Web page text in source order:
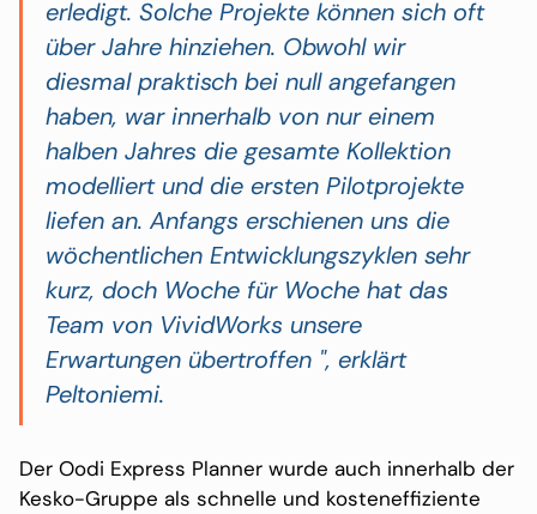
erledigt. Solche Projekte können sich oft
über Jahre hinziehen. Obwohl wir
diesmal praktisch bei null angefangen
haben, war innerhalb von nur einem
halben Jahres die gesamte Kollektion
modelliert und die ersten Pilotprojekte
liefen an. Anfangs erschienen uns die
wöchentlichen Entwicklungszyklen sehr
kurz, doch Woche für Woche hat das
Team von VividWorks unsere
Erwartungen übertroffen ", erklärt
Peltoniemi.
Der Oodi Express Planner wurde auch innerhalb der
Kesko-Gruppe als schnelle und kosteneffiziente